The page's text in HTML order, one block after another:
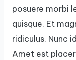
posuere morbi
quisque. Et
ridiculus. Nunc
Amet est